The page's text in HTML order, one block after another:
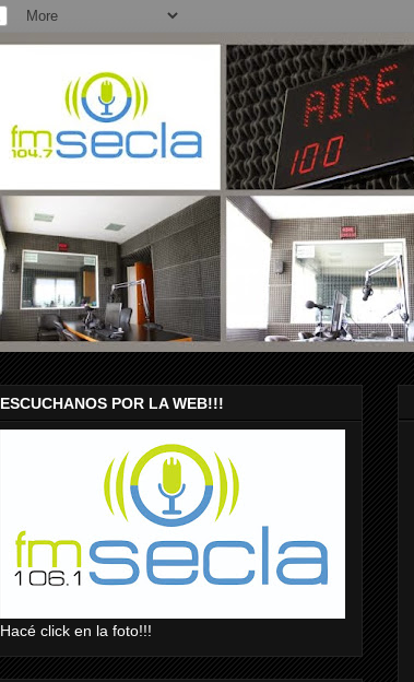
ESCUCHANOS POR LA WEB!!!
Hacé click en la foto!!!